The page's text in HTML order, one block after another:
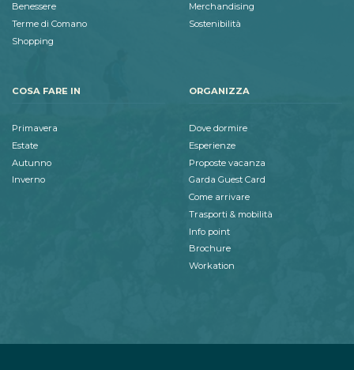
Benessere
Terme di Comano
Shopping
Merchandising
Sostenibilità
COSA FARE IN
Primavera
Estate
Autunno
Inverno
ORGANIZZA
Dove dormire
Esperienze
Proposte vacanza
Garda Guest Card
Come arrivare
Trasporti & mobilità
Info point
Brochure
Workation